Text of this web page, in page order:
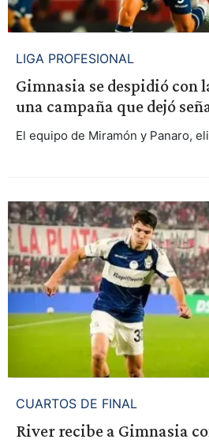
LIGA PROFESIONAL
Gimnasia se despidió con
una campaña que dejó
El equipo de Miramón y Panaro,
CUARTOS DE FINAL
River recibe a Gimnasia